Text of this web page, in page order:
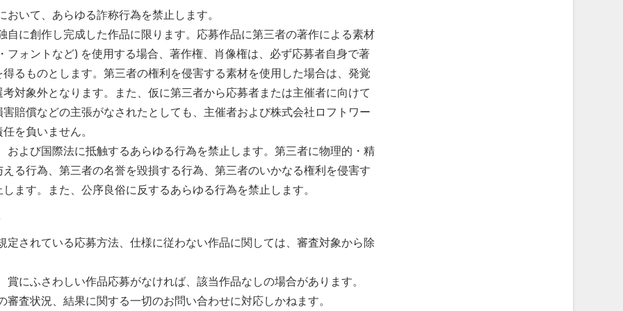
おいて、あらゆる詐称行為を禁止します。
自に創作し完成した作品に限ります。応募作品に第三者の著作による素材
フォントなど) を使用する場合、著作権、肖像権は、必ず応募者自身で著
るものとします。第三者の権利を侵害する素材を使用した場合は、発覚
対象外となります。また、仮に第三者から応募者または主催者に向けて
賠償などの主張がなされたとしても、主催者および株式会社ロフトワー
を負いません。
および国際法に抵触するあらゆる行為を禁止します。第三者に物理的・精
る行為、第三者の名誉を毀損する行為、第三者のいかなる権利を侵害す
ます。また、公序良俗に反するあらゆる行為を禁止します。
定されている応募方法、仕様に従わない作品に関しては、審査対象から除
賞にふさわしい作品応募がなければ、該当作品なしの場合があります。
審査状況、結果に関する一切のお問い合わせに対応しかねます。